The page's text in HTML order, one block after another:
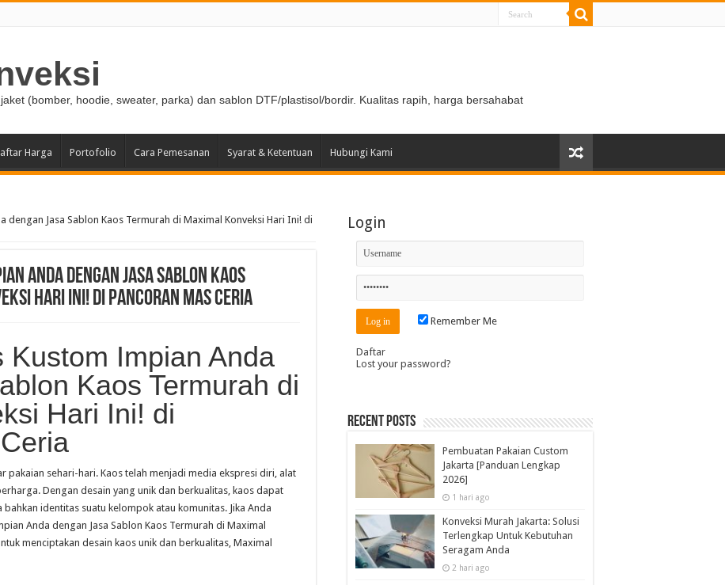
(bomber, hoodie, sweater, parka) dan sablon DTF/plastisol/bordir. Kualitas rapih, harga bersahabat
Harga Portofolio Cara Pemesanan Syarat & Ketentuan Hubungi Kami
dengan Jasa Sablon Kaos Termurah di Maximal Konveksi Hari Ini! di
Anda dengan Jasa Sablon Kaos
Hari Ini! di Pancoran Mas Ceria
Kustom Impian Anda
Kaos Termurah di
Hari Ini! di
pakaian sehari-hari. Kaos telah menjadi media ekspresi diri, alat
Dengan desain yang unik dan berkualitas, kaos dapat
identitas suatu kelompok atau komunitas. Jika Anda
Anda dengan Jasa Sablon Kaos Termurah di Maximal
menciptakan desain kaos unik dan berkualitas, Maximal
Login
Remember Me
Daftar
Lost your password?
Recent Posts
Pembuatan Pakaian Custom
Jakarta [Panduan Lengkap
2026]
1 hari ago
Konveksi Murah Jakarta: Solusi
Terlengkap Untuk Kebutuhan
Seragam Anda
2 hari ago